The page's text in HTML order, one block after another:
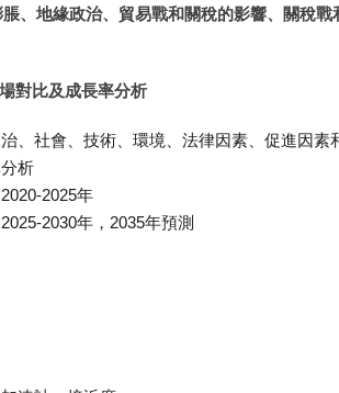
、地緣政治、貿易戰和關稅的影響、關稅
對比及成長率分析
、社會、技術、環境、法律因素、促進因素
析
2025年
2030年，2035年預測